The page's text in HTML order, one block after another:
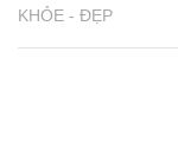
KHỎE - ĐẸP